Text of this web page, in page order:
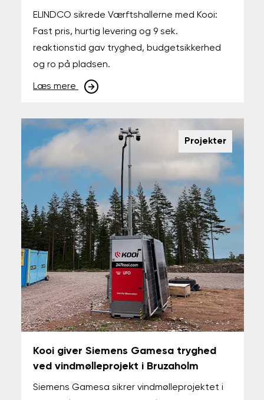
ELINDCO sikrede Værftshallerne med Kooi:
Fast pris, hurtig levering og 9 sek.
reaktionstid gav tryghed, budgetsikkerhed
og ro på pladsen.
Læs mere
Projekter
Kooi giver Siemens Gamesa tryghed
ved vindmølleprojekt i Bruzaholm
Siemens Gamesa sikrer vindmølleprojektet i